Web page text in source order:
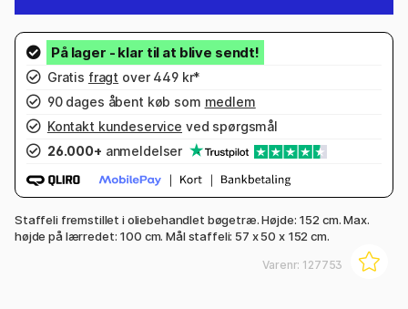
Gratis fragt over 449 kr*
90 dages åbent køb som medlem
Kontakt kundeservice ved spørgsmål
26.000+ anmeldelser
Staffeli fremstillet i oliebehandlet bøgetræ. Højde: 152 cm. Max.
højde på lærredet: 100 cm. Mål staffeli: 57 x 50 x 152 cm.
Varenr: 127753